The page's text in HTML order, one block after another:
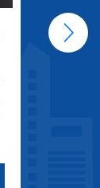
五金配
安全、
为大众